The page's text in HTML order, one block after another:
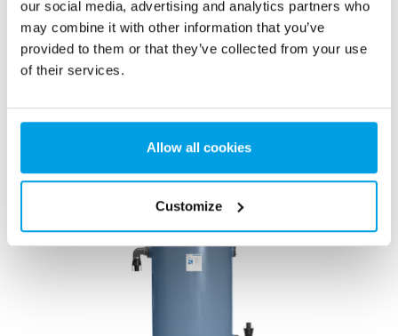
our social media, advertising and analytics partners who
may combine it with other information that you’ve
provided to them or that they’ve collected from your use
of their services.
Allow all cookies
Customize
Kompakt RO-anläggning | HYRES
Mobil kompakt RO-anläggning för demineraliserat vatten.